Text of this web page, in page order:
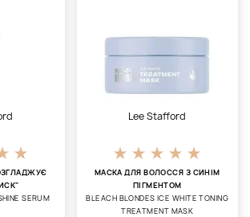
SERUM
Lee Stafford
МАСКА ДЛЯ ВОЛОССЯ З СИНІМ
ПІГМЕНТОМ
BLEACH BLONDES ICE WHITE TONING
TREATMENT MASK